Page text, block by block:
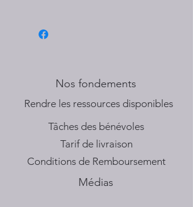
Nos fondements
​Rendre les ressources disponibles
Tâches des bénévoles
Tarif de livraison
Conditions de Remboursement
Médias